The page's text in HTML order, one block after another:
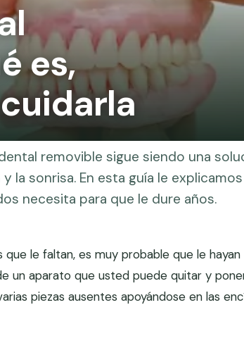
es,
removible sigue siendo una
la sonrisa. En esta guía le
necesita para que le dure años.
le faltan, es muy probable que le hayan
un aparato que usted puede quitar y
piezas ausentes apoyándose en las